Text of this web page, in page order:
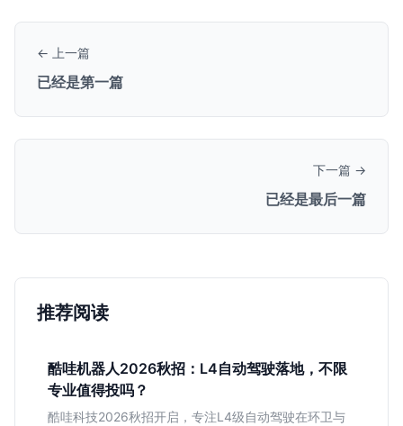
← 上一篇
已经是第一篇
下一篇 →
已经是最后一篇
推荐阅读
酷哇机器人2026秋招：L4自动驾驶落地，不限
专业值得投吗？
酷哇科技2026秋招开启，专注L4级自动驾驶在环卫与